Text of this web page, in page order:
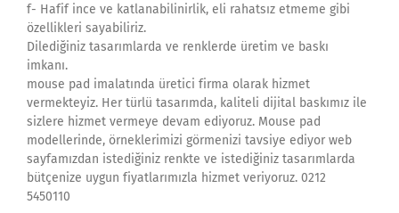
f- Hafif ince ve katlanabilinirlik, eli rahatsız etmeme gibi
özellikleri sayabiliriz.
Dilediğiniz tasarımlarda ve renklerde üretim ve baskı
imkanı.
mouse pad imalatında üretici firma olarak hizmet
vermekteyiz. Her türlü tasarımda, kaliteli dijital baskımız ile
sizlere hizmet vermeye devam ediyoruz. Mouse pad
modellerinde, örneklerimizi görmenizi tavsiye ediyor web
sayfamızdan istediğiniz renkte ve istediğiniz tasarımlarda
bütçenize uygun fiyatlarımızla hizmet veriyoruz. 0212
5450110